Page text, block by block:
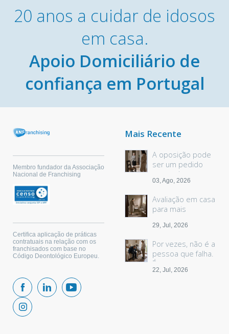
20 anos a cuidar de idosos
em casa.
Apoio Domiciliário de
confiança em Portugal
Membro fundador da Associação
Nacional de Franchising
Certifica aplicação de práticas
contratuais na relação com os
franchisados com base no
Código Deontológico Europeu.
Mais Recente
A oposição pode
ser um pedido
sem palavras
03, Ago, 2026
Avaliação em casa
para mais
29, Jul, 2026
Por vezes, não é a
pessoa que falha.
É o espaço.
22, Jul, 2026